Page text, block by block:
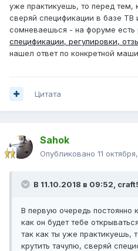
уже практикуешь, то перед тем,
сверяй спецификации в базе ТВ
сомневаешься - на форуме есть
спецификации, регулировки,
нашел ответ по конкретной
Цитата
Sahok
Опубликовано 11
В 11.10.2018 в 09:52,
В первую очередь постоянно
как он будет тебе
так как ты уже практикуешь,
крутить тачулю, сверяй